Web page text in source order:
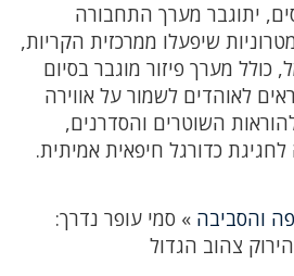
יתוגבר מערך התחבורה
עם קו 1 והמטרוניות שיפעלו ממרכזית הקריות,
מערך פיזור מוגבר בסיום
לאוהדים לשמור על אווירה
השוטרים והסדרנים,
כדורגל חיפאית אמיתית.
והסביבה » סמי עופר נדרך:
צהוב הגדול